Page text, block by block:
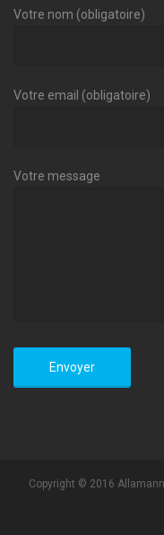
Votre nom (obligatoire)
Votre email (obligatoire)
Votre message
Copyright © 2016